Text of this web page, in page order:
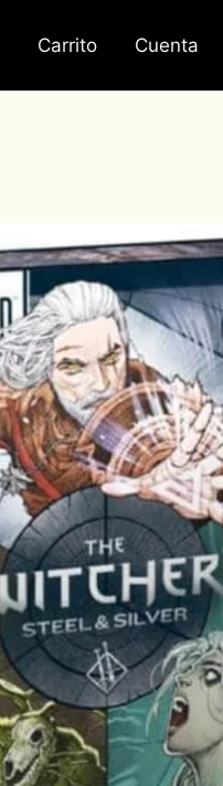
Carrito Cuenta